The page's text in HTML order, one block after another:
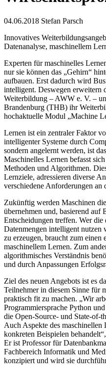
04.06.2018 Stefan Parsch
Innovatives
Datenanalyse, maschinellem
Experten für maschinelles
nur sie können das „Gehirn“
aufbauen. Erst dadurch wird
intelligent. Deswegen erweitern
Weiterbildung – AWW e. V. –
Brandenburg (THB) ihr
hochaktuelle Modul „Machine
Lernen ist ein zentraler Faktor
intelligenter Systeme durch
sondern angelernt werden, ist
Maschinelles Lernen befasst
Methoden und Algorithmen.
Lernziele, adressieren diverse
verschiedene Anforderungen an
Zukünftig werden Maschinen
übernehmen und, basierend auf
Entscheidungen treffen. Wer die
Datenmengen intelligent
zu erzeugen, braucht zum einen
maschinellem Lernen. Zum
algorithmisches Verständnis
und durch Anpassungen
Ziel des neuen Angebots ist es
Teilnehmer in diesem Sinne für
praktisch fit zu machen. „Wir
Programmiersprache Python
die Open-Source- und State-of-
Auch Aspekte des
konkreten Beispielen
Er ist Professor für
Fachbereich Informatik und
konzipiert und wird sie